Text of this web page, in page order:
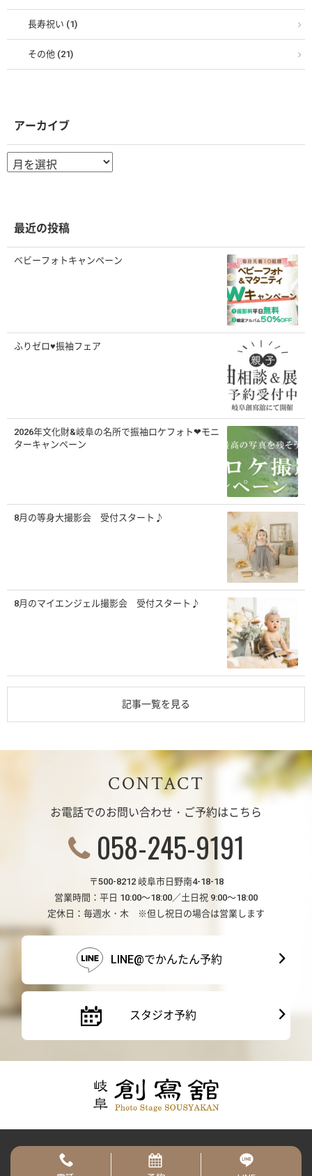
長寿祝い (1)
その他 (21)
アーカイブ
ア
ー
最近の投稿
ベビーフォトキャンペーン
ふりゼロ♥振袖フェア
2026年文化財&岐阜の名所で振袖ロケフォト❤モニ
ターキャンペーン
8月の等身大撮影会 受付スタート♪
8月のマイエンジェル撮影会 受付スタート♪
記事一覧を見る
CONTACT
お電話でのお問い合わせ・ご予約はこちら
058-245-9191
〒500-8212 岐阜市日野南4-18-18
営業時間：平日 10:00～18:00／土日祝 9:00～18:00
定休日：毎週水・木 ※但し祝日の場合は営業します
LINE@でかんたん予約
スタジオ予約
© 2026 Sousyakan Co., Ltd.
CyberIntelligence